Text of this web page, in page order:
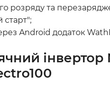
розряду та
старт";
Android додаток
інвертор